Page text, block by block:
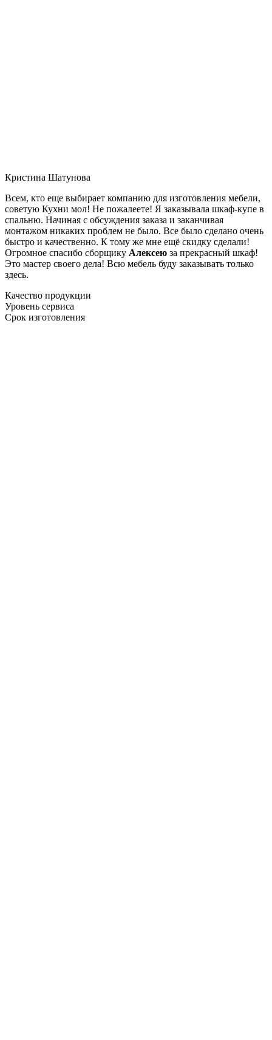
Кристина Шатунова
Всем, кто еще выбирает компанию для изготовления мебели,
советую Кухни мол! Не пожалеете! Я заказывала шкаф-купе в
спальню. Начиная с обсуждения заказа и заканчивая
монтажом никаких проблем не было. Все было сделано очень
быстро и качественно. К тому же мне ещё скидку сделали!
Огромное спасибо сборщику Алексею за прекрасный шкаф!
Это мастер своего дела! Всю мебель буду заказывать только
здесь.
Качество продукции
Уровень сервиса
Срок изготовления